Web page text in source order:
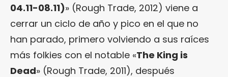
04.11-08.11)» (Rough Trade, 2012) viene a
cerrar un ciclo de año y pico en el que no
han parado, primero volviendo a sus raíces
más folkies con el notable «The King is
Dead» (Rough Trade, 2011), después